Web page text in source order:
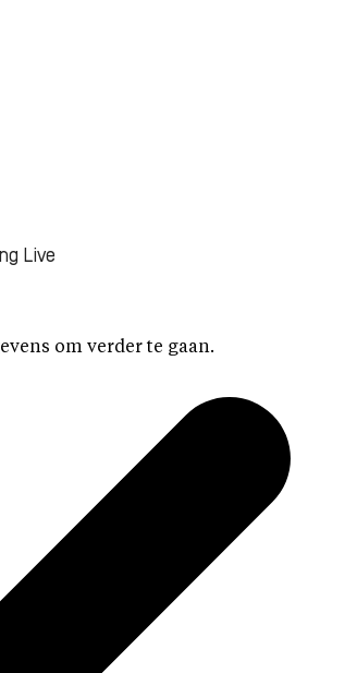
Live
om verder te gaan.